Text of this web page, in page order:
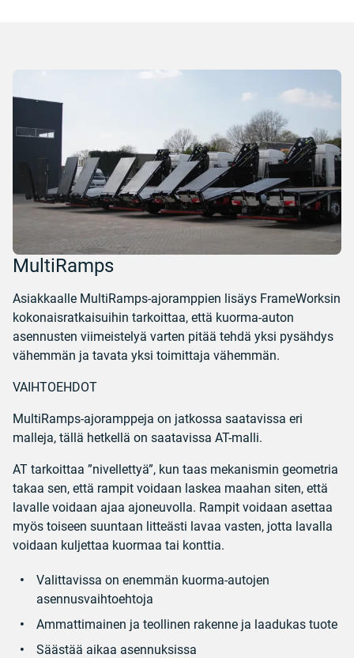
MultiRamps
Asiakkaalle MultiRamps-ajoramppien lisäys FrameWorksin
kokonaisratkaisuihin tarkoittaa, että kuorma-auton
asennusten viimeistelyä varten pitää tehdä yksi pysähdys
vähemmän ja tavata yksi toimittaja vähemmän.
VAIHTOEHDOT
MultiRamps-ajoramppeja on jatkossa saatavissa eri
malleja, tällä hetkellä on saatavissa AT-malli.
AT tarkoittaa ”nivellettyä”, kun taas mekanismin geometria
takaa sen, että rampit voidaan laskea maahan siten, että
lavalle voidaan ajaa ajoneuvolla. Rampit voidaan asettaa
myös toiseen suuntaan litteästi lavaa vasten, jotta lavalla
voidaan kuljettaa kuormaa tai konttia.
Valittavissa on enemmän kuorma-autojen
asennusvaihtoehtoja
Ammattimainen ja teollinen rakenne ja laadukas tuote
Säästää aikaa asennuksissa